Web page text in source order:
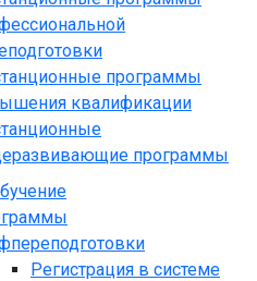
программы
квалификации
программы
Регистрация в системе